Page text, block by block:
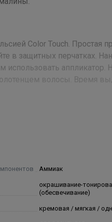
Color Touch. Простая
в защитных перчатках.
аппликатор.
волосы. Время
С теплом (например, с
Sulfate, Glyceryl Stearate
Mica, Sodium
Lauryl Sulfate, Hydrolyzed
Limonene, Benzyl
Аммиак
окрашивание-
(обесвечивание)
кремовая / мягкая /